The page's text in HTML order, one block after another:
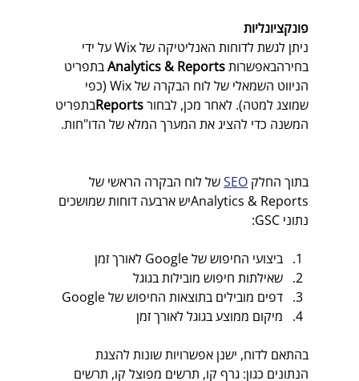
פונקציונליות
ניתן לגשת לדוחות האנליטיקה של Wix על ידי
בחירהבאפשרות Analytics & Reports בתפריט
הניווט השמאלי של לוח הבקרה של Wix (כפי
שמוצג למטה). לאחר מכן, לבחור Reportsבתפריט
המשנה כדי להציג את המערך המלא של הדו"חות.
בתוך החלק SEO של לוח הבקרה הראשי של
Analytics & Reportsיש ארבעה דוחות שמושכים
נתוני GSC:
ביצועי החיפוש של Google לאורך זמן
שאילתות חיפוש מובילות בגוגל
דפים מובילים בתוצאות החיפוש של Google
מיקום ממוצע בגוגל לאורך זמן
בהתאם לדוח, ישנן אפשרויות שונות להצגת
הנתונים כגון: גרף קו, תרשים מפוצל קו, תרשים